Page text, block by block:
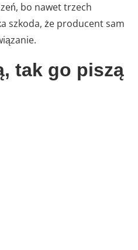
bo nawet trzech
szkoda, że producent sam
tak go piszą